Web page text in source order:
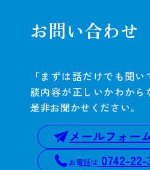
お問い合わせ
「まずは話だけでも聞
談内容が正しいかわから
是非お聞かせください。
メールフォー
お電話は 0742-22-